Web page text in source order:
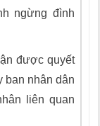
ngừng đình
được quyết
ban nhân dân
liên quan